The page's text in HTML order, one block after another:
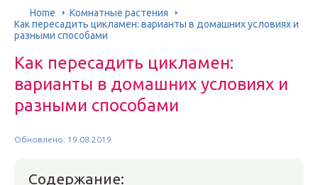
Home
Комнатные растения
Как пересадить цикламен: варианты в домашних условиях и
разными способами
Как пересадить цикламен:
варианты в домашних условиях и
разными способами
Обновлено: 19.08.2019
Содержание: